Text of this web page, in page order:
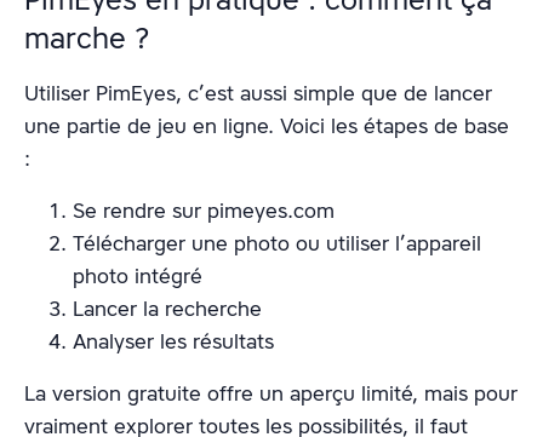
marche ?
Utiliser PimEyes, c’est aussi simple que de lancer
une partie de jeu en ligne. Voici les étapes de base
:
Se rendre sur pimeyes.com
Télécharger une photo ou utiliser l’appareil
photo intégré
Lancer la recherche
Analyser les résultats
La version gratuite offre un aperçu limité, mais pour
vraiment explorer toutes les possibilités, il faut